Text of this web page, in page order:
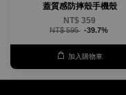
蓋質感防摔殼手機殼
NT$ 359
NT$ 595 -39.7%
加入購物車